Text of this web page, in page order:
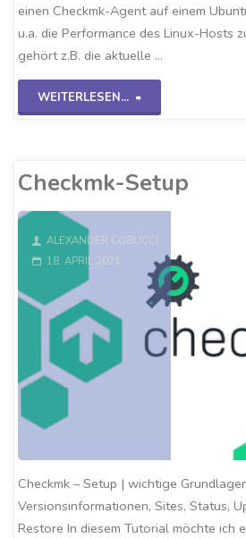
einen Checkmk-Agent auf einem
u.a. die Performance des Linux-Hosts
gehört z.B. die aktuelle …
WEITERLESEN...
"Checkmk-
Checkmk-Setup
ALEXANDER COBUCCI
18. APRIL 2021
Checkmk – Setup | wichtige
Versionsinformationen, Sites, Status,
Restore In diesem Tutorial möchte ich